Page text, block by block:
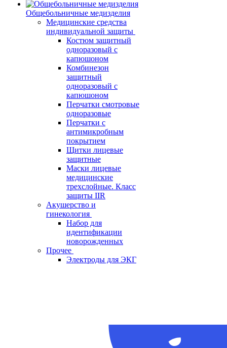
Общебольничные медизделия
Медицинские средства
индивидуальной защиты
Костюм защитный
одноразовый с
капюшоном
Комбинезон
защитный
одноразовый с
капюшоном
Перчатки смотровые
одноразовые
Перчатки с
антимикробным
покрытием
Щитки лицевые
защитные
Маски лицевые
медицинские
трехслойные. Класс
защиты IIR
Акушерство и
гинекология
Набор для
идентификации
новорожденных
Прочее
Электроды для ЭКГ